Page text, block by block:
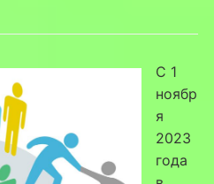
С 1
ноябр
я
2023
года